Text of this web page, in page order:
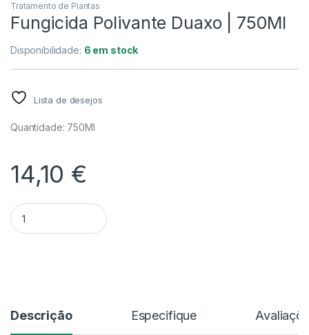
Tratamento de Plantas
Fungicida Polivante Duaxo | 750Ml
Disponibilidade: 6 em stock
Lista de desejos
Quantidade: 750Ml
14,10 €
Quantidade Fungicida Polivante Duaxo | 750Ml
Descrição Especifique